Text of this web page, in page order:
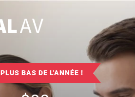
BAS DE L'ANNÉE !